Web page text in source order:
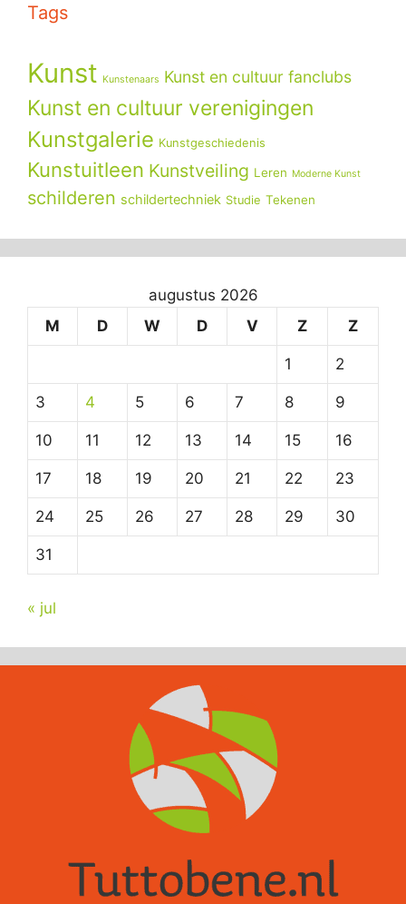
Tags
Kunst Kunstenaars Kunst en cultuur fanclubs
Kunst en cultuur verenigingen
Kunstgalerie Kunstgeschiedenis
Kunstuitleen Kunstveiling Leren Moderne Kunst
schilderen schildertechniek Studie Tekenen
augustus 2026
M
D W D V Z Z
1 2
3 4 5 6 7 8 9
10 11 12 13 14 15 16
17 18 19 20 21 22 23
24 25 26 27 28 29 30
31
« jul